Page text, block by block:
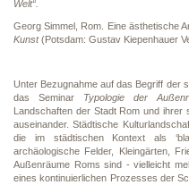
Welt“.
Georg Simmel, Rom. Eine ästhetische
Kunst(Potsdam: Gustav Kiepenhauer
Unter Bezugnahme auf das Begriff der
das Seminar Typologie der
Landschaften der Stadt Rom und
auseinander. Städtische
die im städtischen Kontext als
archäologische Felder, Kleingärten,
Außenräume Roms sind - vielleicht
eines kontinuierlichen Prozesses der